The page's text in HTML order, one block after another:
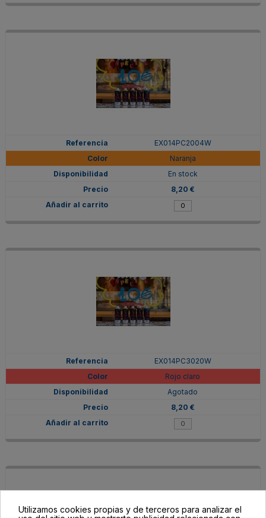
EX014PC2004W
Naranja
En stock
8,20 €
EX014PC3020W
Rojo claro
Agotado
8,20 €
Utilizamos cookies propias y de terceros para analizar el